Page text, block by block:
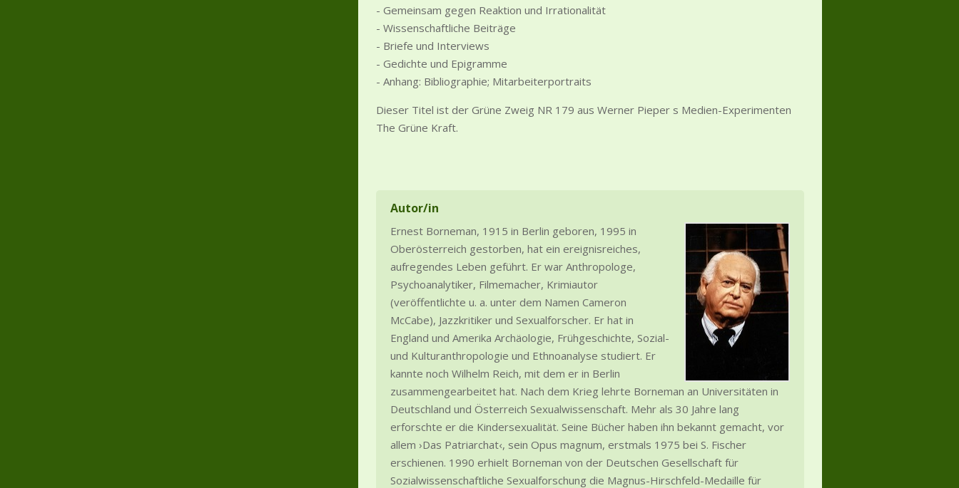
- Gemeinsam gegen Reaktion und Irrationalität
- Wissenschaftliche Beiträge
- Briefe und Interviews
- Gedichte und Epigramme
- Anhang: Bibliographie; Mitarbeiterportraits
Dieser Titel ist der Grüne Zweig NR 179 aus Werner Pieper s Medien-Experimenten
The Grüne Kraft.
Autor/in
Ernest Borneman, 1915 in Berlin geboren, 1995 in
Oberösterreich gestorben, hat ein ereignisreiches,
aufregendes Leben geführt. Er war Anthropologe,
Psychoanalytiker, Filmemacher, Krimiautor
(veröffentlichte u. a. unter dem Namen Cameron
McCabe), Jazzkritiker und Sexualforscher. Er hat in
England und Amerika Archäologie, Frühgeschichte, Sozial-
und Kulturanthropologie und Ethnoanalyse studiert. Er
kannte noch Wilhelm Reich, mit dem er in Berlin
zusammengearbeitet hat. Nach dem Krieg lehrte Borneman an Universitäten in
Deutschland und Österreich Sexualwissenschaft. Mehr als 30 Jahre lang
erforschte er die Kindersexualität. Seine Bücher haben ihn bekannt gemacht, vor
allem ›Das Patriarchat‹, sein Opus magnum, erstmals 1975 bei S. Fischer
erschienen. 1990 erhielt Borneman von der Deutschen Gesellschaft für
Sozialwissenschaftliche Sexualforschung die Magnus-Hirschfeld-Medaille für